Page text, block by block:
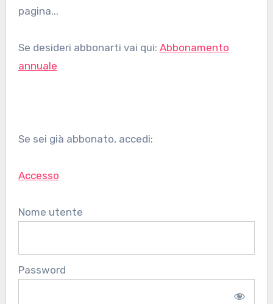
pagina...
Se desideri abbonarti vai qui: Abbonamento
annuale
Se sei già abbonato, accedi:
Accesso
Nome utente
Password